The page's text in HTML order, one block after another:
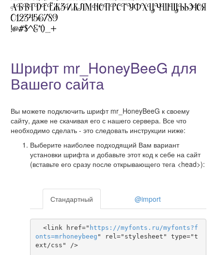
Шрифт mr_HoneyBeeG для
Вашего сайта
Вы можете подключить шрифт mr_HoneyBeeG к своему
сайту, даже не скачивая его с нашего сервера. Все что
необходимо сделать - это следовать инструкции ниже:
Выберите наиболее подходящий Вам вариант
установки шрифта и добавьте этот код к себе на сайт
(вставьте его сразу после открывающего тега <head>):
Стандартный @import
  <link href="
https ://myfonts . ru/myfonts?f
onts=mrhoneybeeg " rel="stylesheet" type="t
ext/css" />